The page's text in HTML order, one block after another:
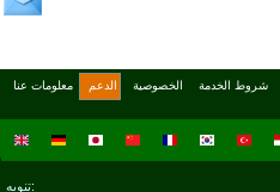
معلومات عنا الدعم الخصوصية شروط الخدمة
تنويه: